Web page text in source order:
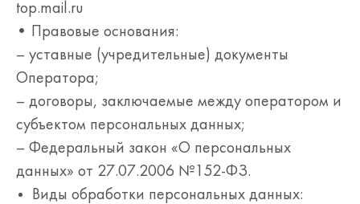
top.mail.ru
• Правовые основания:
– уставные (учредительные) документы
Оператора;
– договоры, заключаемые между оператором и
субъектом персональных данных;
– Федеральный закон «О персональных
данных» от 27.07.2006 №152-ФЗ.
Виды обработки персональных данных: